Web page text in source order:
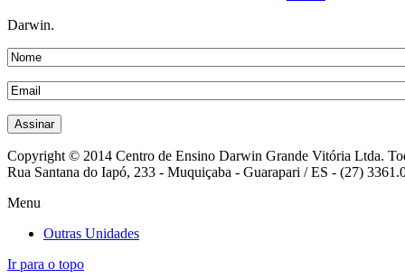
Darwin.
Copyright © 2014 Centro de Ensino Darwin Grande Vitória Ltda.
Rua Santana do Iapó, 233 - Muquiçaba - Guarapari / ES - (27)
Menu
Outras Unidades
Ir para o topo